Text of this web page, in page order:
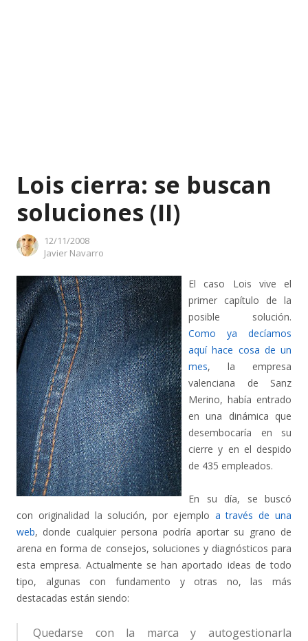
Lois cierra: se buscan
soluciones (II)
12/11/2008
Author
Javier Navarro
El caso Lois vive el
primer capítulo de la
posible solución.
Como ya decíamos
aquí hace cosa de un
mes, la empresa
valenciana de Sanz
Merino, había entrado
en una dinámica que
desembocaría en su
cierre y en el despido
de 435 empleados.
En su día, se buscó
con originalidad la solución, por ejemplo a través de una
web, donde cualquier persona podría aportar su grano de
arena en forma de consejos, soluciones y diagnósticos para
esta empresa. Actualmente se han aportado ideas de todo
tipo, algunas con fundamento y otras no, las más
destacadas están siendo:
Quedarse con la marca y autogestionarla